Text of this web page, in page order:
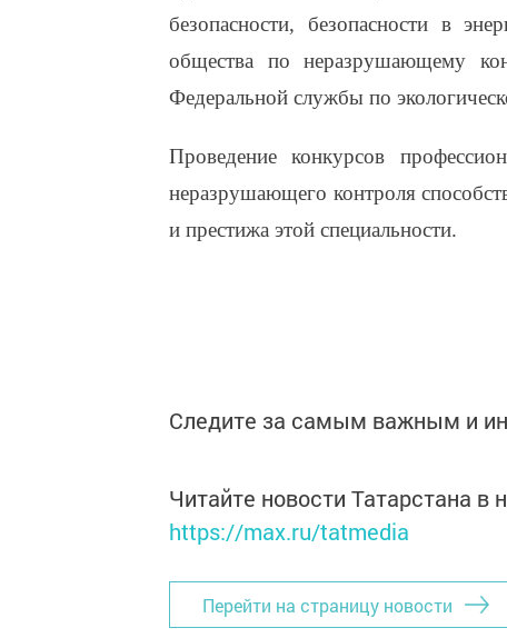
безопасности, безопасности в
общества по неразрушающему
Федеральной службы по
Проведение конкурсов
неразрушающего контроля
и престижа этой специальности.
Следите за самым важным и
Читайте новости Татарстана
https://max.ru/tatmedia
Перейти на страницу новости